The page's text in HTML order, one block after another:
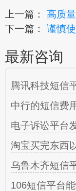
上一篇： 高质
下一篇： 谨慎
最新咨询
腾讯科技短信
中行的短信费
电子诉讼平台
淘宝买完东西
乌鲁木齐短信
106短信平台